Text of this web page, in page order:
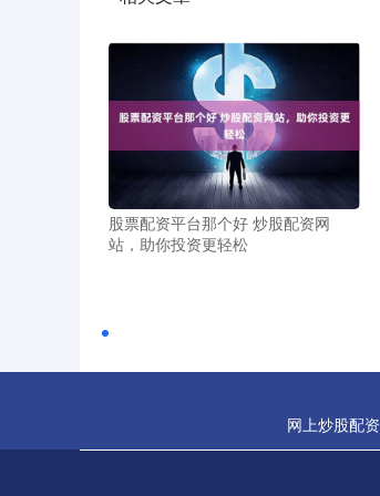
股票配资平台那个好 炒股配资网
站，助你投资更轻松
网上炒股配资